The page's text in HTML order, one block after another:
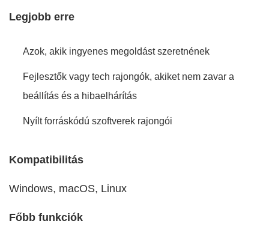
Legjobb erre
Azok, akik ingyenes megoldást szeretnének
Fejlesztők vagy tech rajongók, akiket nem zavar a
beállítás és a hibaelhárítás
Nyílt forráskódú szoftverek rajongói
Kompatibilitás
Windows, macOS, Linux
Főbb funkciók